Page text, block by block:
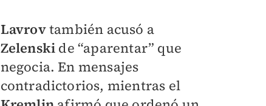
Lavrovtambién acusó a
Zelenski de “aparentar” que
negocia. En mensajes
contradictorios, mientras el